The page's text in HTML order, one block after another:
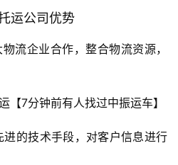
运公司优势
流企业合作，整合物流资源，
的技术手段，对客户信息进行